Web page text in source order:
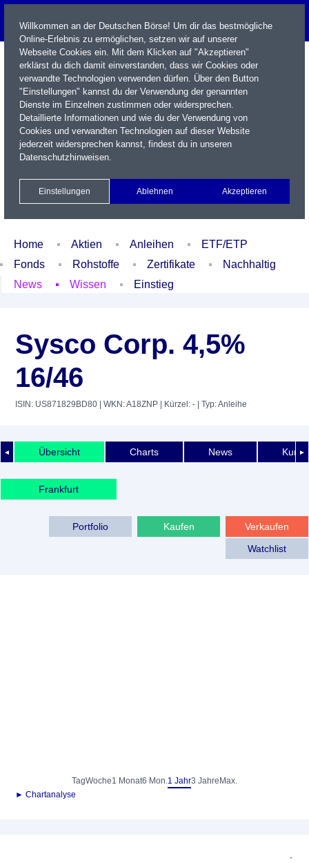
Name / WKN / ISIN / Kürzel
Xetra Realtime
Watchlist Portfolio Login
Home Aktien Anleihen
ETF/ETP
Fonds
Rohstoffe Zertifikate
Nachhaltig
News
Wissen Einstieg
Sysco Corp. 4,5%
16/46
ISIN: US871829BD80 | WKN: A18ZNP | Kürzel: - | Typ: Anleihe
◄ ►
Übersicht Charts News
Frankfurt
Verkaufen
Kaufen
Portfolio
Watchlist
TagWoche1 Monat6 Mon.1 Jahr3 Jahre Max.
► Chartanalyse
-
Willkommen an der Deutschen Börse! Um dir das bestmögliche
Online-Erlebnis zu ermöglichen, setzen wir auf unserer
Webseite Cookies ein. Mit dem Klicken auf "Akzeptieren"
erklärst du dich damit einverstanden, dass wir Cookies oder
verwandte Technologien verwenden dürfen. Über den Button
"Einstellungen" kannst du der Verwendung der genannten
Dienste im Einzelnen zustimmen oder widersprechen.
Detaillierte Informationen und wie du der Verwendung von
Cookies und verwandten Technologien auf dieser Website
jederzeit widersprechen kannst, findest du in unseren
Datenschutzhinweisen.
Einstellungen Ablehnen Akzeptieren